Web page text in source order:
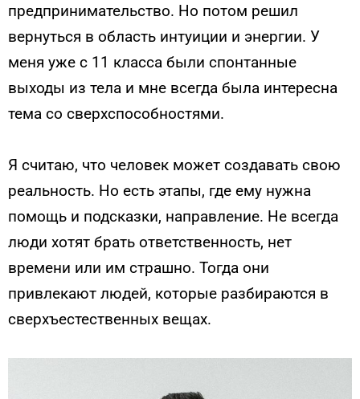
предпринимательство. Но потом решил
вернуться в область интуиции и энергии. У
меня уже с 11 класса были спонтанные
выходы из тела и мне всегда была интересна
тема со сверхспособностями.
Я считаю, что человек может создавать свою
реальность. Но есть этапы, где ему нужна
помощь и подсказки, направление. Не всегда
люди хотят брать ответственность, нет
времени или им страшно. Тогда они
привлекают людей, которые разбираются в
сверхъестественных вещах.